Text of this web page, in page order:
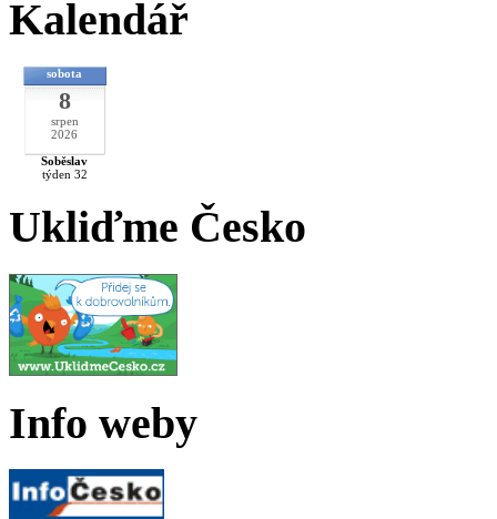
Kalendář
sobota
8
srpen
2026
Soběslav
týden 32
Ukliďme Česko
Info weby